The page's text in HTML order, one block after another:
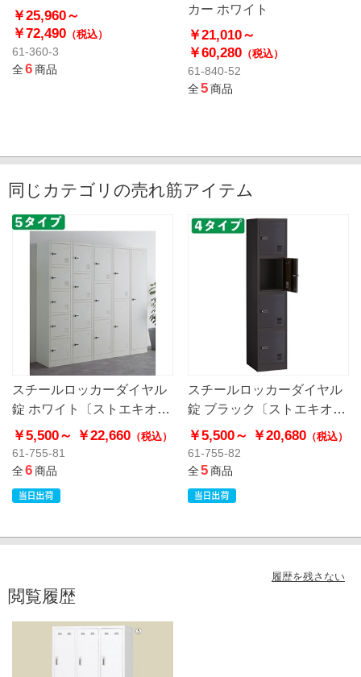
￥25,960～
￥72,490 （税込）
61-360-3
全6商品
カー ホワイト
￥21,010～
￥60,280（税込）
61-840-52
全5商品
同じカテゴリの売れ筋アイテム
スチールロッカーダイヤル
錠 ホワイト〔ストエキオリ
ジナル〕
￥5,500～ ￥22,660 （税込）
61-755-81
全6商品
スチールロッカーダイヤル
錠 ブラック〔ストエキオリ
ジナル〕
￥5,500～ ￥20,680（税込）
61-755-82
全5商品
履歴を残さない
閲覧履歴